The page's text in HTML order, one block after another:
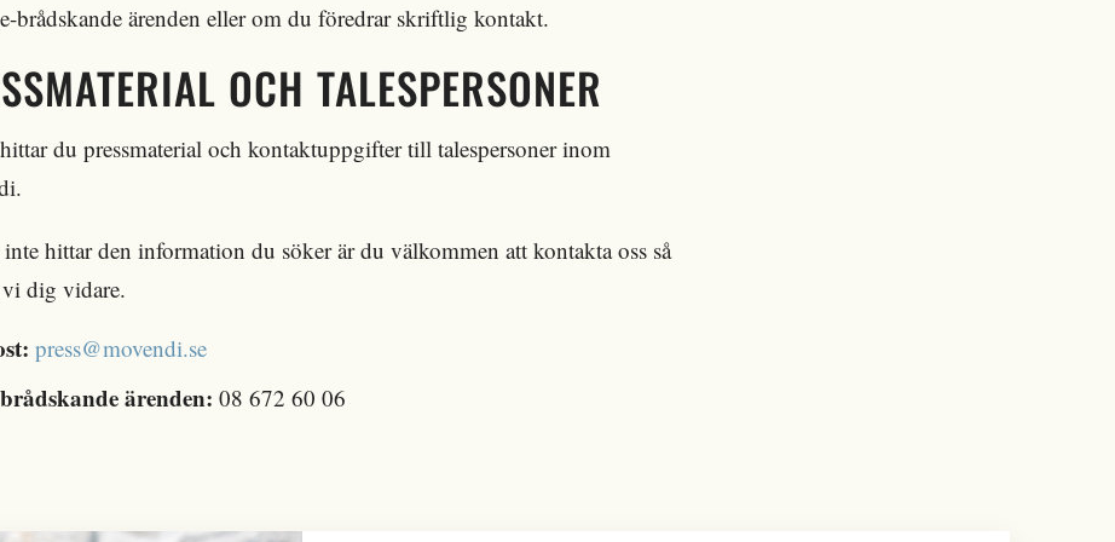
brådskande ärenden eller om du föredrar skriftlig kontakt.
OCH TALESPERSONER
du pressmaterial och kontaktuppgifter till talespersoner inom
hittar den information du söker är du välkommen att kontakta oss så
dig vidare.
press@movendi.se
ärenden: 08 672 60 06